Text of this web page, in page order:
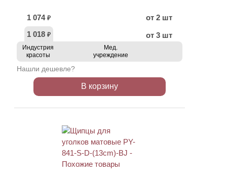
1 074 ₽
от 2 шт
1 018 ₽ от 3 шт
Индустрия
красоты
Мед.
учреждение
Нашли дешевле?
В корзину